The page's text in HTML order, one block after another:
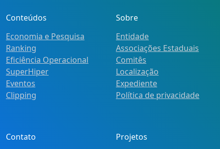
Conteúdos
Economia e Pesquisa
Ranking
Eficiência Operacional
SuperHiper
Eventos
Clipping
Sobre
Entidade
Associações Estaduais
Comitês
Localização
Expediente
Política de privacidade
Contato
Projetos